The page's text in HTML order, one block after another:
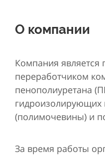
О компании
Компания является
переработчиком
пенополиуретана
(полимочевины) и
За время работы